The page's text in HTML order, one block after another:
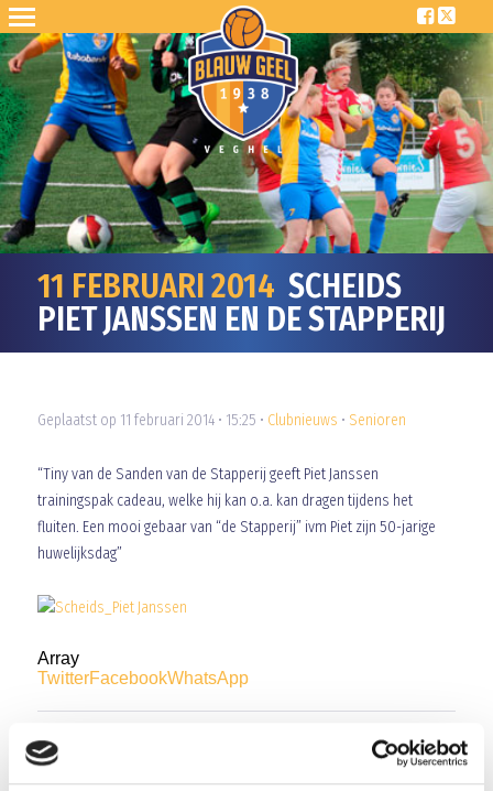
11 FEBRUARI 2014 SCHEIDS
PIET JANSSEN EN DE STAPPERIJ
Geplaatst op 11 februari 2014 • 15:25 • Clubnieuws • Senioren
“Tiny van de Sanden van de Stapperij geeft Piet Janssen
trainingspak cadeau, welke hij kan o.a. kan dragen tijdens het
fluiten. Een mooi gebaar van “de Stapperij” ivm Piet zijn 50-jarige
huwelijksdag”
Array
TwitterFacebookWhatsApp